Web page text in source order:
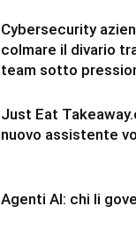
Cybersecurity
colmare il divario
team sotto
Just Eat
nuovo assistente
Agenti AI: chi li